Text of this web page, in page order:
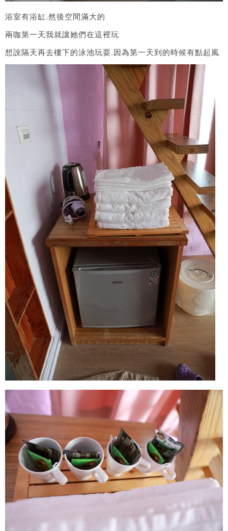
浴室有浴缸.然後空間滿大的
兩咖第一天我就讓她們在這裡玩
想說隔天再去樓下的泳池玩耍.因為第一天到的時候有點起風